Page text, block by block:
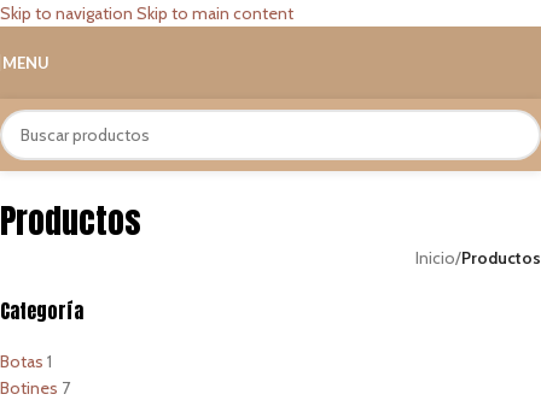
Skip to navigation Skip to main content
MENU
Productos
Inicio/Productos
Categoría
Botas 1
Botines 7